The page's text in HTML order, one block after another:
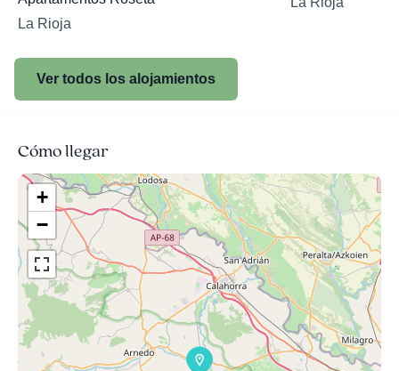
La Rioja
Ver todos los alojamientos
Cómo llegar
+
−